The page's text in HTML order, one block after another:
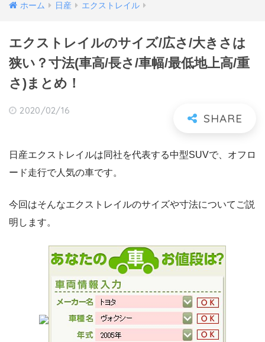
ホーム 日産 エクストレイル
エクストレイルのサイズ/広さ/大きさは
狭い？寸法(車高/長さ/車幅/最低地上高/重
さ)まとめ！
2020/02/16
日産エクストレイルは同社を代表する中型SUVで、オフロ
ード走行で人気の車です。
今回はそんなエクストレイルのサイズや寸法についてご説
明します。